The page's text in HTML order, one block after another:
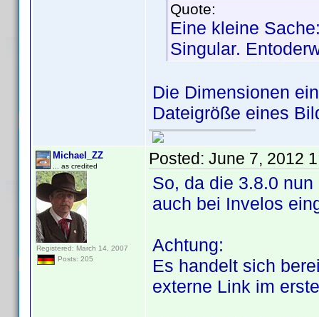
Quote:
Eine kleine
Singular.
Die Dimensionen
Dateigröße eines
Michael_ZZ
... as credited
Registered: March 14, 2007
Posts: 205
Posted: June 7, 2012
So, da die 3.8.0
auch bei Invelos
Achtung:
Es handelt sich
externe Link im